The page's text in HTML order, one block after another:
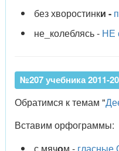
без хворостинки -
не_колеблясь - НЕ
№207 учебника 2011-
Обратимся к темам "
Вставим орфограммы: